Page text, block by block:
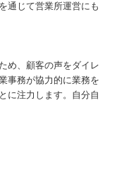
通じて営業所運営にも
め、顧客の声をダイレ
事務が協力的に業務を
に注力します。自分自